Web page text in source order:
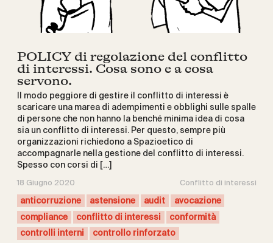
POLICY di regolazione del conflitto
di interessi. Cosa sono e a cosa
servono.
Il modo peggiore di gestire il conflitto di interessi è
scaricare una marea di adempimenti e obblighi sulle spalle
di persone che non hanno la benché minima idea di cosa
sia un conflitto di interessi. Per questo, sempre più
organizzazioni richiedono a Spazioetico di
accompagnarle nella gestione del conflitto di interessi.
Spesso con corsi di […]
18 Giugno 2020 Conflitto di interessi
anticorruzione astensione audit
avocazione
compliance
conflitto di interessi
conformità
controlli interni
controllo rinforzato